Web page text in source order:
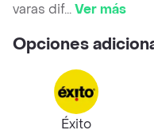
varas dif...Ver más
Opciones
Éxito